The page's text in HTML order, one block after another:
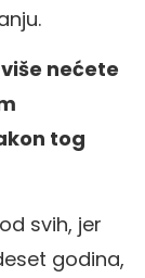
nećete
tog
svih, jer
godina,